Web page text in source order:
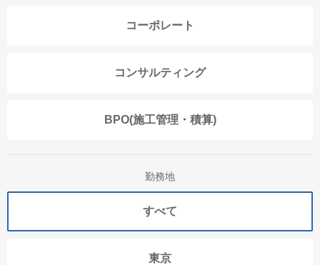
コーポレート
コンサルティング
BPO(施工管理・積算)
勤務地
すべて
東京